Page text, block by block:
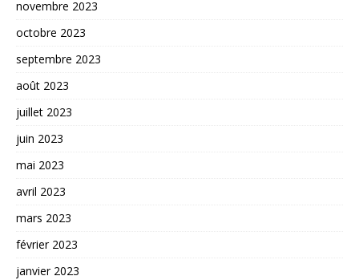
novembre 2023
octobre 2023
septembre 2023
août 2023
juillet 2023
juin 2023
mai 2023
avril 2023
mars 2023
février 2023
janvier 2023